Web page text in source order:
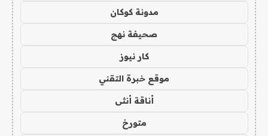
مدونة كوكان
صحيفة نهج
كار نيوز
موقع خبرة التقني
أناقة أنثى
متورخ